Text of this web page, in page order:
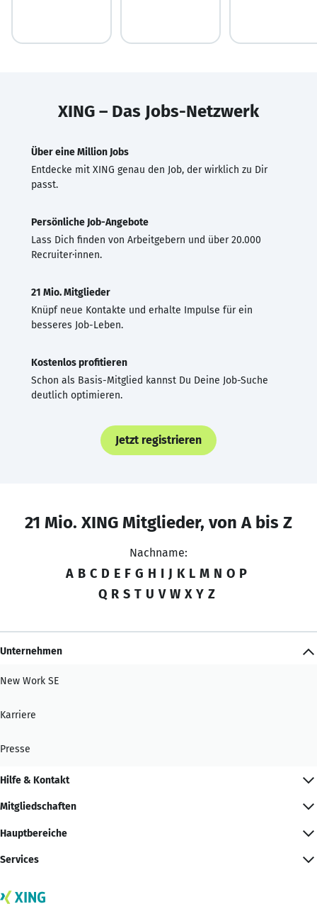
XING – Das Jobs-Netzwerk
Über eine Million Jobs
Entdecke mit XING genau den Job, der wirklich zu Dir
passt.
Persönliche Job-Angebote
Lass Dich finden von Arbeitgebern und über 20.000
Recruiter·innen.
21 Mio. Mitglieder
Knüpf neue Kontakte und erhalte Impulse für ein
besseres Job-Leben.
Kostenlos profitieren
Schon als Basis-Mitglied kannst Du Deine Job-Suche
deutlich optimieren.
Jetzt registrieren
21 Mio. XING Mitglieder, von A bis Z
Nachname:
A B C D E F G H I J K L M N O P
Q R S T U V W X Y Z
Unternehmen
New Work SE
Karriere
Presse
Hilfe & Kontakt
Mitgliedschaften
Hauptbereiche
Services